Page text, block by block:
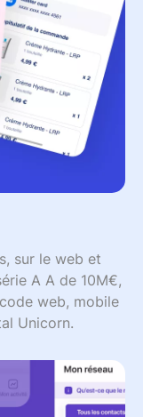
sur le web et
A A de 10M€,
web, mobile
Unicorn.